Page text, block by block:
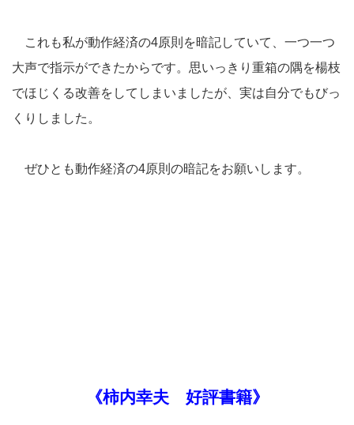
これも私が動作経済の4原則を暗記していて、一つ一つ
大声で指示ができたからです。思いっきり重箱の隅を楊枝
でほじくる改善をしてしまいましたが、実は自分でもびっ
くりしました。
ぜひとも動作経済の4原則の暗記をお願いします。
《柿内幸夫 好評書籍》